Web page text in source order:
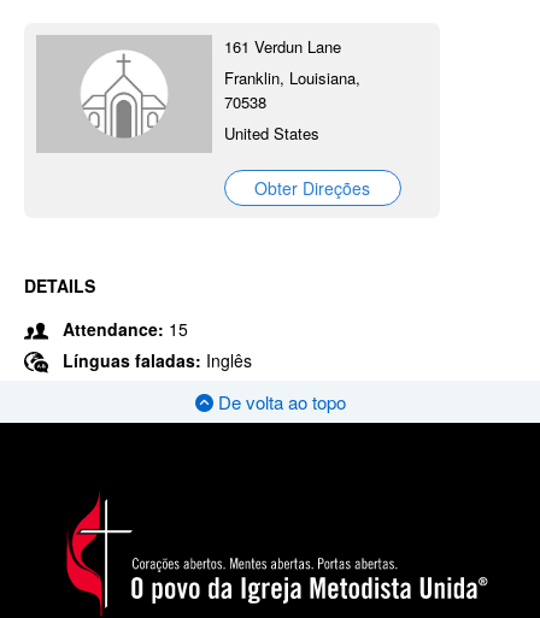
161 Verdun Lane
Franklin, Louisiana,
70538
United States
Obter Direções
DETAILS
Attendance: 15
Línguas faladas: Inglês
De volta ao topo